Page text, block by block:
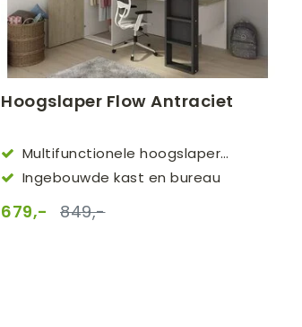
Hoogslaper Flow Antraciet
Multifunctionele hoogslaper
(90x200cm)
Ingebouwde kast en bureau
679,- 849,-